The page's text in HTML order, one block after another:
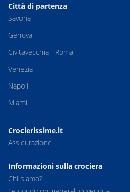
Città di partenza
Savona
Genova
Civitavecchia - Roma
Venezia
Napoli
Miami
Crocierissime.it
Assicurazione
Informazioni sulla crociera
Chi siamo?